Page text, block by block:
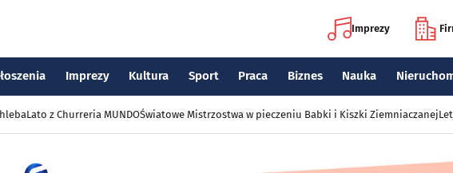
Imprezy
Imprezy Kultura Sport Praca Biznes Nauka
Lato z Churreria MUNDOŚwiatowe Mistrzostwa w pieczeniu Babki i Kiszki Ziemniaczanej